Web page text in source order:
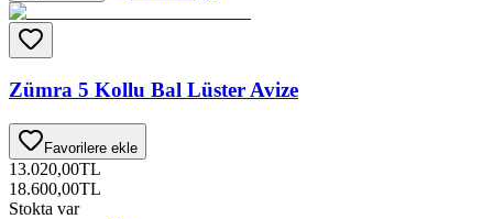
Zümra 5 Kollu Bal Lüster Avize
Favorilere ekle
13.020,00TL
18.600,00TL
Stokta var